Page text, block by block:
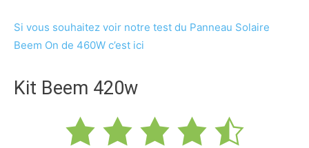
Si vous souhaitez voir notre test du Panneau Solaire
Beem On de 460W c’est ici
Kit Beem 420w